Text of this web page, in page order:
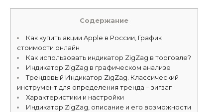
Содержание
Как купить акции Apple в России, График
стоимости онлайн
Как использовать индикатор ZigZag в торговле?
Индикатор ZigZag в графическом анализе
Трендовый Индикатор ZigZag. Классический
инструмент для определения тренда – зигзаг
Характеристики и настройки
Индикатор ZigZag, описание и его возможности